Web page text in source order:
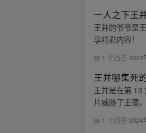
一人之下王
王并的爷爷是
享精彩内容！
1 个回答2024
王并哪集死
王并是在第 13
片威胁了王蔼
1 个回答2024